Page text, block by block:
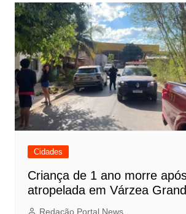
Cidades
Criança de 1 ano morre
atropelada em Várzea
Redação Portal News